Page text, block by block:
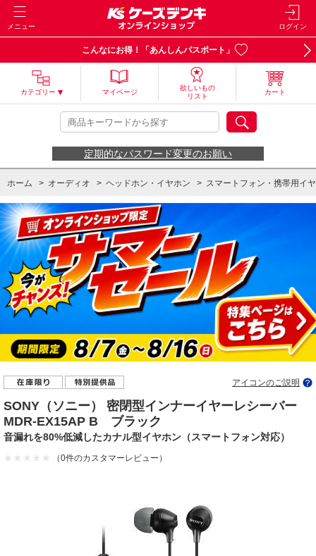
メニュー ログイン
こんなにお得！「あんしんパスポート」
カテゴリー マイページ
欲しいもの
リスト
カート
定期的なパスワード変更のお願い
ホーム > オーディオ > ヘッドホン・イヤホン > スマートフォン・携帯用イ
ホーム > 電子文具・オフィス用品 > スマートフォン・携帯電話アクセサリー
アイコンのご説明
SONY（ソニー） 密閉型インナーイヤーレシーバー
MDR-EX15AP B ブラック
音漏れを80%低減したカナル型イヤホン（スマートフォン対応）
（0件のカスタマーレビュー）